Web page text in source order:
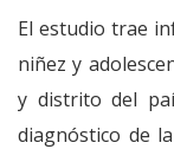
El estudio trae
niñez y
y distrito del
diagnóstico de